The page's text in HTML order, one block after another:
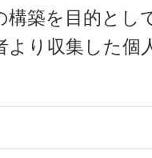
構築を目的とし
より収集した個